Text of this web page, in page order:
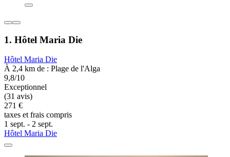
1. Hôtel Maria Die
Hôtel Maria Die
À 2,4 km de : Plage de l'Alga
9,8/10
Exceptionnel
(31 avis)
271 €
taxes et frais compris
1 sept. - 2 sept.
Hôtel Maria Die